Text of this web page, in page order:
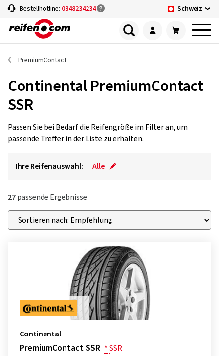
Bestellhotline: 0848234234 Schweiz
PremiumContact
Continental PremiumContact
SSR
Passen Sie bei Bedarf die Reifengröße im Filter an, um
passende Treffer in der Liste zu erhalten.
Ihre Reifenauswahl: Alle
27passende Ergebnisse
Continental
PremiumContact SSR * SSR